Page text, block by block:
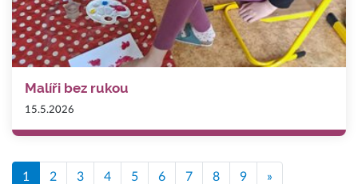
Malíři bez rukou
15.5.2026
1 2 3 4 5 6 7 8 9 »